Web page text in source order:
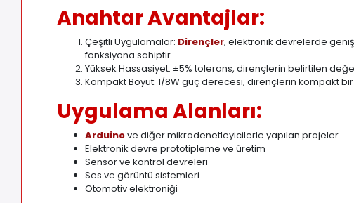
Anahtar Avantajlar:
Çeşitli Uygulamalar: Dirençler, elektronik devrelerde
fonksiyona sahiptir.
Yüksek Hassasiyet: ±5% tolerans, dirençlerin belirtilen
Kompakt Boyut: 1/8W güç derecesi, dirençlerin kompakt
Uygulama Alanları:
Arduinove diğer mikrodenetleyicilerle yapılan projeler
Elektronik devre prototipleme ve üretim
Sensör ve kontrol devreleri
Ses ve görüntü sistemleri
Otomotiv elektroniği